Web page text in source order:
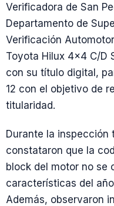
Verificadora de San
Departamento de
Verificación
Toyota Hilux 4×4 C/D
con su título digital,
12 con el objetivo de
titularidad.
Durante la inspección
constataron que la
block del motor no se
características del
Además, observaron